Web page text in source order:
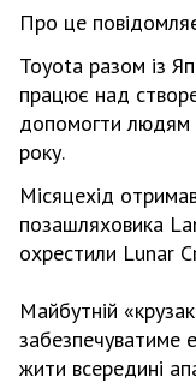
Про це
Toyota разом із
працює над
допомогти людям
року.
Місяцехід
позашляховика
охрестили Lunar
Майбутній
забезпечуватиме
жити всередині